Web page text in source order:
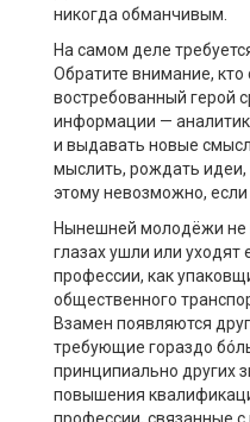
никогда обманчивым.
На самом деле
Обратите внимание,
востребованный герой
информации —
и выдавать новые
мыслить, рождать
этому невозможно,
Нынешней молодёжи
глазах ушли или
профессии, как
общественного
Взамен появляются
требующие гораздо
принципиально других
повышения